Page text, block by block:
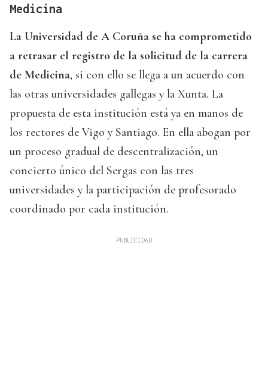
Medicina
La Universidad de A Coruña se ha comprometido
a retrasar el registro de la solicitud de la carrera
de Medicina, si con ello se llega a un acuerdo con
las otras universidades gallegas y la Xunta. La
propuesta de esta institución está ya en manos de
los rectores de Vigo y Santiago. En ella abogan por
un proceso gradual de descentralización, un
concierto único del Sergas con las tres
universidades y la participación de profesorado
coordinado por cada institución.